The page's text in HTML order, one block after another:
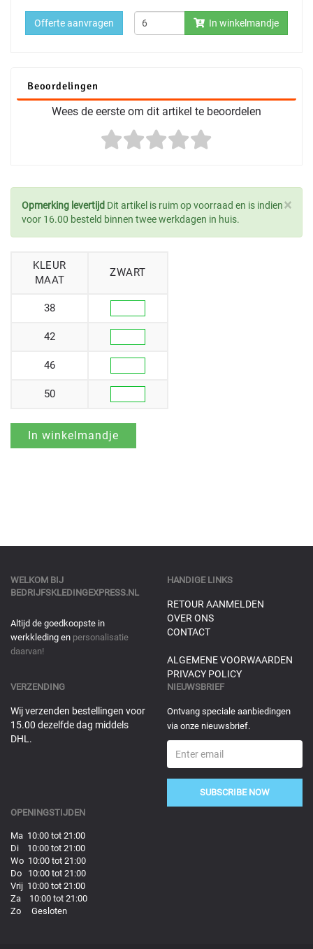
In winkelmandje
Offerte aanvragen
Beoordelingen
Wees de eerste om dit artikel te beoordelen
×
Opmerking levertijd Dit artikel is ruim op voorraad en is indien
voor 16.00 besteld binnen twee werkdagen in huis.
KLEUR
MAAT
ZWART
38
42
46
50
WELKOM BIJ
BEDRIJFSKLEDINGEXPRESS.NL
Altijd de goedkoopste in
werkkleding en personalisatie
daarvan!
HANDIGE LINKS
RETOUR AANMELDEN
OVER ONS
CONTACT
ALGEMENE VOORWAARDEN
PRIVACY POLICY
VERZENDING
Wij verzenden bestellingen voor
15.00 dezelfde dag middels
DHL.
NIEUWSBRIEF
Ontvang speciale aanbiedingen
via onze nieuwsbrief.
SUBSCRIBE NOW
OPENINGSTIJDEN
Ma 10:00 tot 21:00
Di 10:00 tot 21:00
Wo 10:00 tot 21:00
Do 10:00 tot 21:00
Vrij 10:00 tot 21:00
Za 10:00 tot 21:00
Zo Gesloten